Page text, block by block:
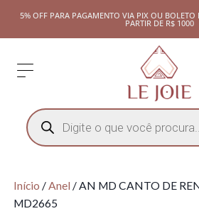
5% OFF PARA PAGAMENTO VIA PIX OU BOLETO
PARTIR DE R$ 1000
Início /Anel / AN MD CANTO DE
MD2665